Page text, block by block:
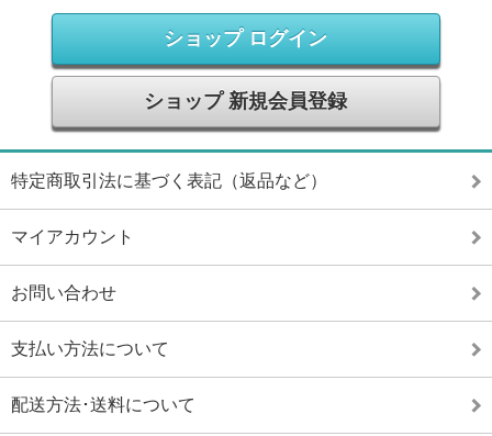
ショップ ログイン
ショップ 新規会員登録
特定商取引法に基づく表記（返品など）
マイアカウント
お問い合わせ
支払い方法について
配送方法･送料について